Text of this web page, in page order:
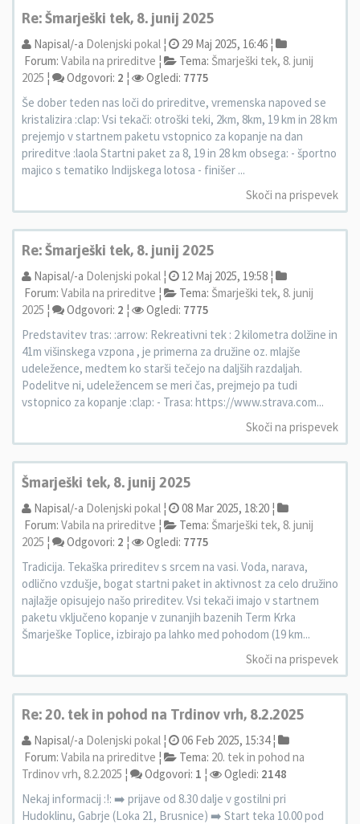
Re: Šmarješki tek, 8. junij 2025
Napisal/-a Dolenjski pokal ¦
29 Maj 2025, 16:46 ¦
Forum: Vabila na prireditve ¦ Tema: Šmarješki tek, 8. junij
2025 ¦ Odgovori: 2 ¦ Ogledi: 7775
Še dober teden nas loči do prireditve, vremenska napoved se
kristalizira :clap: Vsi tekači: otroški teki, 2km, 8km, 19 km in 28 km
prejemjo v startnem paketu vstopnico za kopanje na dan
prireditve :laola Startni paket za 8, 19 in 28 km obsega: - športno
majico s tematiko Indijskega lotosa - finišer ...
Skoči na prispevek
Re: Šmarješki tek, 8. junij 2025
Napisal/-a Dolenjski pokal ¦
12 Maj 2025, 19:58 ¦
Forum: Vabila na prireditve ¦ Tema: Šmarješki tek, 8. junij
2025 ¦ Odgovori: 2 ¦ Ogledi: 7775
Predstavitev tras: :arrow: Rekreativni tek : 2 kilometra dolžine in
41m višinskega vzpona , je primerna za družine oz. mlajše
udeležence, medtem ko starši tečejo na daljših razdaljah.
Podelitve ni, udeležencem se meri čas, prejmejo pa tudi
vstopnico za kopanje :clap: - Trasa: https://www.strava.com...
Skoči na prispevek
Šmarješki tek, 8. junij 2025
Napisal/-a Dolenjski pokal ¦
08 Mar 2025, 18:20 ¦
Forum: Vabila na prireditve ¦ Tema: Šmarješki tek, 8. junij
2025 ¦ Odgovori: 2 ¦ Ogledi: 7775
Tradicija. Tekaška prireditev s srcem na vasi. Voda, narava,
odlično vzdušje, bogat startni paket in aktivnost za celo družino
najlažje opisujejo našo prireditev. Vsi tekači imajo v startnem
paketu vključeno kopanje v zunanjih bazenih Term Krka
Šmarješke Toplice, izbirajo pa lahko med pohodom (19 km...
Skoči na prispevek
Re: 20. tek in pohod na Trdinov vrh, 8.2.2025
Napisal/-a Dolenjski pokal ¦
06 Feb 2025, 15:34 ¦
Forum: Vabila na prireditve ¦ Tema: 20. tek in pohod na
Trdinov vrh, 8.2.2025 ¦ Odgovori: 1 ¦ Ogledi: 2148
Nekaj informacij :!: ➡️ prijave od 8.30 dalje v gostilni pri
Hudoklinu, Gabrje (Loka 21, Brusnice) ➡️ Start teka 10.00 pod